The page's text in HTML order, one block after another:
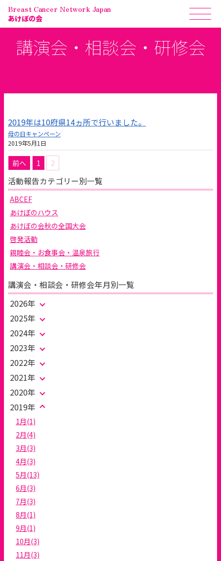
Breast Cancer Network Japan
あけぼの会
講演会・相談会・研修会
2019年は10府県14ヵ所で行いました。
母の日キャンペーン
2019年5月1日
投
稿
の
ペ
ー
ジ
送
り
前へ 1 2
活動報告カテゴリー別一覧
ABCEF
あけぼのハウス
あけぼの会秋の全国大会
啓発活動
親睦会・お食事会・温泉旅行
講演会・相談会・研修会
講演会・相談会・研修会年月別一覧
2026年
2025年
2024年
2023年
2022年
2021年
2020年
2019年
1月(1)
2月(4)
3月(3)
4月(3)
5月(13)
6月(3)
7月(3)
8月(1)
9月(1)
10月(3)
11月(3)